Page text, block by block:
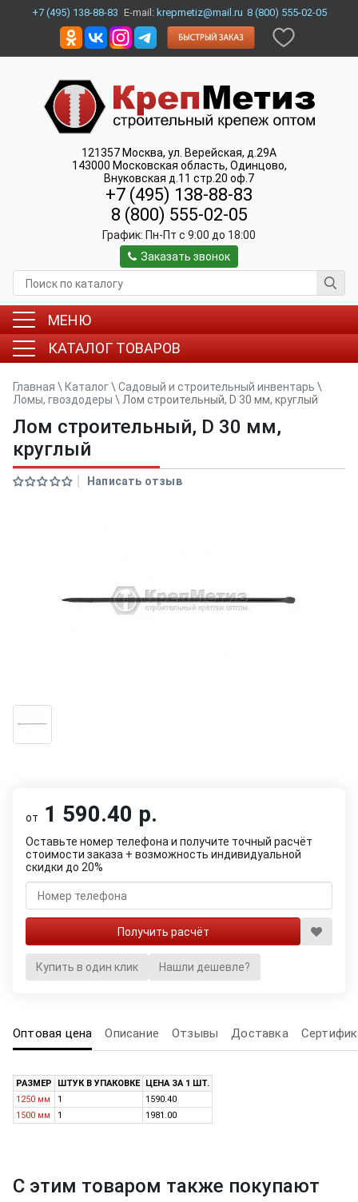
+7 (495) 138-88-83 E-mail: krepmetiz@mail.ru 8 (800) 555-02-05
121357 Москва, ул. Верейская, д.29А
143000 Московская область, Одинцово,
Внуковская д.11 стр.20 оф.7
+7 (495) 138-88-83
8 (800) 555-02-05
График: Пн-Пт c 9:00 до 18:00
Заказать звонок
МЕНЮ
КАТАЛОГ ТОВАРОВ
Главная \ Каталог\ Садовый и строительный инвентарь \
Ломы, гвоздодеры \ Лом строительный, D 30 мм, круглый
Лом строительный, D 30 мм,
круглый
Написать отзыв
от 1 590.40 р.
Оставьте номер телефона и получите точный расчёт
стоимости заказа + возможность индивидуальной
скидки до 20%
Купить в один клик Нашли дешевле?
Оптовая цена Описание Отзывы Доставка
РАЗМЕР ШТУК В УПАКОВКЕ
ЦЕНА ЗА 1 ШТ.
1250 мм
1
1590.40
1500 мм
1 1981.00
С этим товаром также покупают